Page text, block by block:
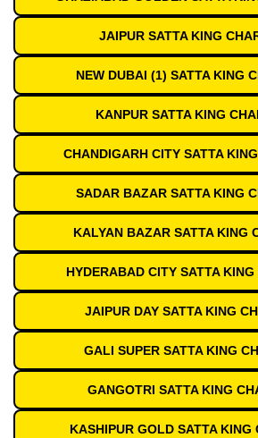
JAIPUR SATTA KING
NEW DUBAI (1) SATTA KING
KANPUR SATTA KING
CHANDIGARH CITY SATTA
SADAR BAZAR SATTA KING
KALYAN BAZAR SATTA KING
HYDERABAD CITY SATTA
JAIPUR DAY SATTA KING
GALI SUPER SATTA KING
GANGOTRI SATTA KING
KASHIPUR GOLD SATTA KING